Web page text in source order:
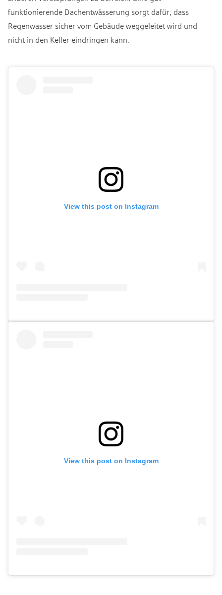
funktionierende Dachentwässerung sorgt dafür, dass
Regenwasser sicher vom Gebäude weggeleitet wird und
nicht in den Keller eindringen kann.
View this post on Instagram
View this post on Instagram